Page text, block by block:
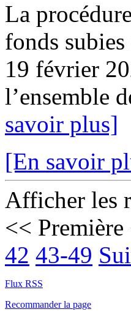
La
fonds
19 février
l’ensemble
savoir plus]
[En savoir
Afficher les
<< Première
42 43-49
Flux RSS
Recommander la page